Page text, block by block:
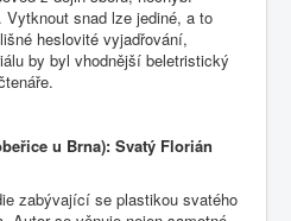
snad lze jediné, a to
heslovité vyjadřování,
by byl vhodnější beletristický
u Brna): Svatý Florián
zabývající se plastikou svatého